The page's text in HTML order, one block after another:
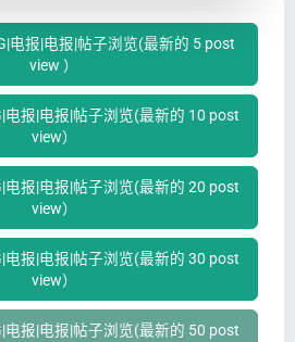
电报|电报|帖子浏览(最新的 5 post
view ）
电报|电报|帖子浏览(最新的 10 post
view）
电报|电报|帖子浏览(最新的 20 post
view）
电报|电报|帖子浏览(最新的 30 post
view）
电报|电报|帖子浏览(最新的 50 post